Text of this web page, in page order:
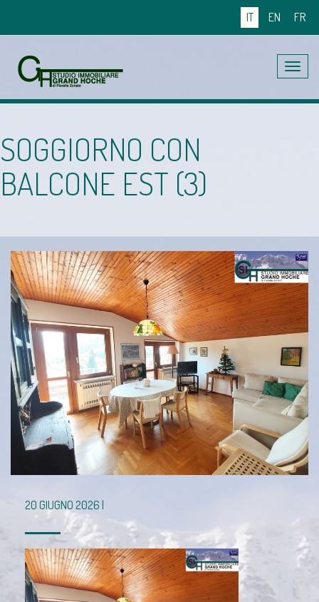
IT EN FR
Toggle
SOGGIORNO CON
BALCONE EST (3)
20 GIUGNO 2026 |